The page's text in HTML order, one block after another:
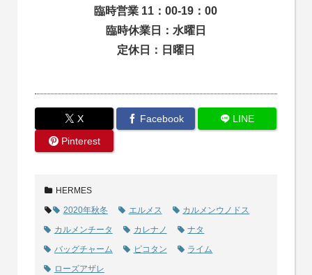
臨時営業 11：00-19：00
臨時休業日：水曜日
定休日：日曜日
X Facebook
LINE
Pinterest
HERMES
2020年秋冬
エルメス
カルメンウノドス
カルメンチータ
カレナノ
ナタ
バッグチャーム
ピコタン
ライム
ローズアザレ